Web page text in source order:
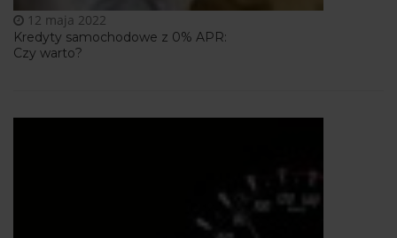
Kredyty samochodowe z 0% APR:
Czy warto?
12 maja 2022